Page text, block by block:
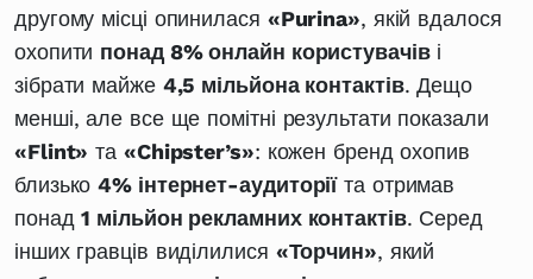
другому місці опинилася «Purina», якій вдалося
охопити понад 8% онлайн користувачіві
зібрати майже 4,5 мільйона контактів. Дещо
менші, але все ще помітні результати показали
«Flint» та «Chipster’s»: кожен бренд охопив
близько4% інтернет-аудиторіїта отримав
понад1 мільйон рекламних контактів. Серед
інших гравців виділилися «Торчин», який